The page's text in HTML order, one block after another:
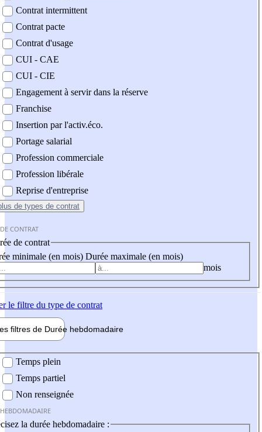
Contrat intermittent
Contrat pacte
Contrat d'usage
CUI - CAE
CUI - CIE
Engagement à servir dans la réserve
Franchise
Insertion par l'activ.éco.
Portage salarial
Profession commerciale
Profession libérale
Reprise d'entreprise
de types de contrat
CONTRAT
de contrat
minimale (en mois) Durée maximale (en mois)
mois
le filtre du type de contrat
filtres de Durée hebdomadaire
Temps plein
Temps partiel
Non renseignée
la durée hebdomadaire :